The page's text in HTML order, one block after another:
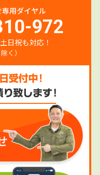
用ダイヤル
972
日祝も対応！
く）